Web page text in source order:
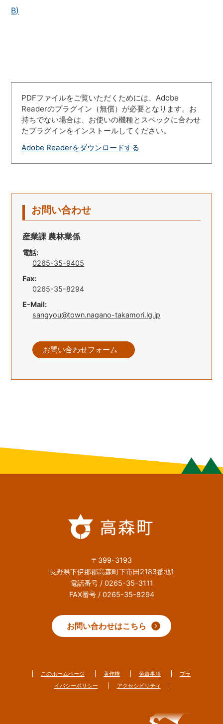
B)
PDFファイルをご覧いただくためには、Adobe
Readerのプラグイン（無償）が必要となります。お
持ちでない場合は、お使いの機種とスペックに合わせ
たプラグインをインストールしてください。
Adobe Readerをダウンロードする
お問い合わせ
産業課 農林業係
電話:
0265-35-9405
Fax:
0265-35-8294
E-Mail:
sangyou@town.nagano-takamori.lg.jp
お問い合わせフォーム
〒399-3193
長野県下伊那郡高森町下市田2183番地1
電話番号 / 0265-35-3111
FAX番号 / 0265-35-8294
お問い合わせはこちら
このホームページ 著作権 免責事項
プラ
イバシーポリシー
アクセシビリティ